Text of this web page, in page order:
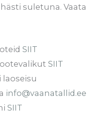
suletuna. Vaata
SIIT
SIIT
info@vaanatallid.ee
SIIT